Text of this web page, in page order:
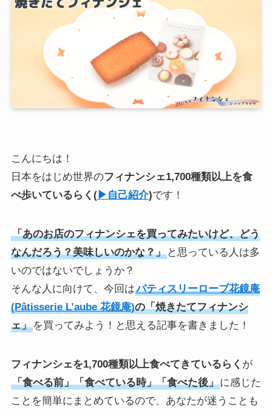
こんにちは！
日本をはじめ世界のフィナンシェ1,700種類以上を食
べ歩いている らく (▶︎自己紹介)です！
「あのお店のフィナンシェを買ってみたいけど、どう
なんだろう？美味しいのかな？」と思っている人は多
いのではないでしょうか？
そんな人に向けて、今回はパティスリーローブ花鏡庵
(Pâtisserie L’aube 花鏡庵)の「焼きたてフィナンシ
ェ」を買ってみよう！と思える記事を書きました！
フィナンシェを1,700種類以上食べてきているらく が
「食べる前」「食べている時」「食べた後」に感じた
ことを簡単にまとめているので、あなたが迷うことも